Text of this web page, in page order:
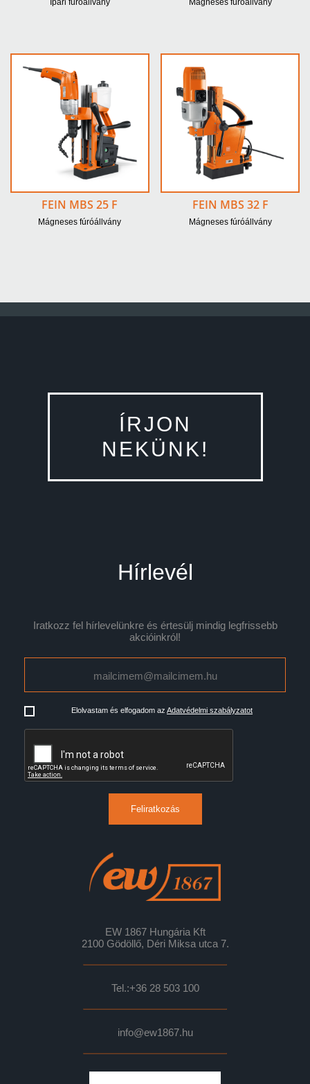
FEIN MBS 25 F
Mágneses fúróállvány
FEIN MBS 32 F
Mágneses fúróállvány
ÍRJON
NEKÜNK!
Hírlevél
Iratkozz fel hírlevelünkre és értesülj mindig legfrissebb
akcióinkról!
Elolvastam és elfogadom az Adatvédelmi szabályzatot
Feliratkozás
EW 1867 Hungária Kft
2100 Gödöllő, Déri Miksa utca 7.
Tel.:+36 28 503 100
info@ew1867.hu